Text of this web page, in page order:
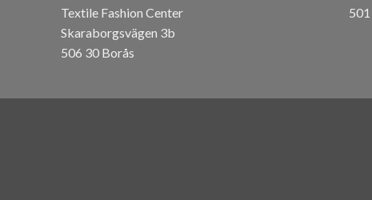
Textile Fashion Center
Skaraborgsvägen 3b
506 30 Borås